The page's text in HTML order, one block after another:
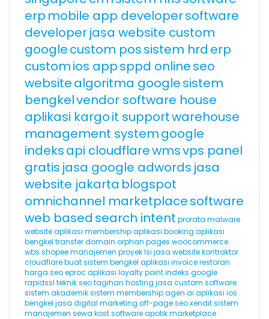
erp mobile app developersoftware
developerjasa website custom
googlecustom possistem hrd erp
customios appsppd onlineseo
websitealgoritma googlesistem
bengkelvendor software house
aplikasi kargoit supportwarehouse
management systemgoogle
indeksapi cloudflarewmsvps panel
gratis jasa google adwords jasa
website jakarta blogspot
omnichannel marketplacesoftware
web based search intent prorata malware
websiteaplikasi membershipaplikasi booking aplikasi
bengkel transfer domain orphan pages woocommerce
wbs shopeemanajemen proyeklsi jasa website kontraktor
cloudflarebuat sistem bengkel aplikasi invoicerestoran
harga seoeproc aplikasi loyalty pointindeks google
rapidssl teknik seotagihan hosting jasa custom software
sistem akademiksistem membershipagen ai aplikasi ios
bengkel jasa digital marketing off-page seoxenditsistem
manajemen sewa kostsoftware apotikmarketplace